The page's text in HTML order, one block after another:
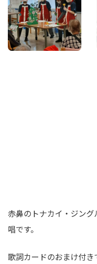
赤鼻のトナカイ・ジン
唱です。
歌詞カードのおまけ付き